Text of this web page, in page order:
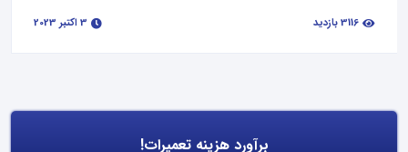
برآورد هزینه تعمیرات!